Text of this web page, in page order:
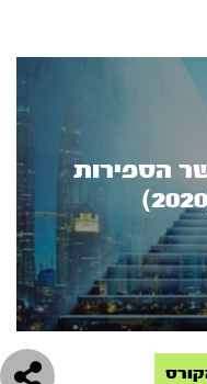
הספירות